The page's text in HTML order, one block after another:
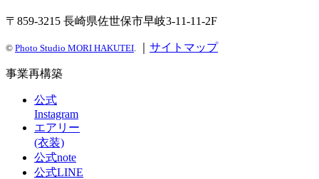
〒859-3215 長崎県佐世保市早岐3-11-11-2F
© Photo Studio MORI HAKUTEI サイトマップ
事業再構築
公式
Instagram
エアリー
(衣装)
公式note
公式LINE